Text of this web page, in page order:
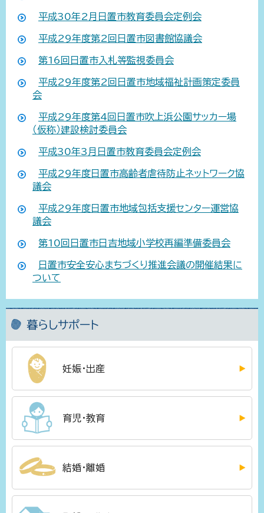
平成30年2月日置市教育委員会定例会
平成29年度第2回日置市図書館協議会
第16回日置市入札等監視委員会
平成29年度第2回日置市地域福祉計画策定委員
会
平成29年度第4回日置市吹上浜公園サッカー場
（仮称）建設検討委員会
平成30年3月日置市教育委員会定例会
平成29年度日置市高齢者虐待防止ネットワーク協
議会
平成29年度日置市地域包括支援センター運営協
議会
第10回日置市日吉地域小学校再編準備委員会
日置市安全安心まちづくり推進会議の開催結果に
ついて
暮らしサポート
妊娠・出産
育児・教育
結婚・離婚